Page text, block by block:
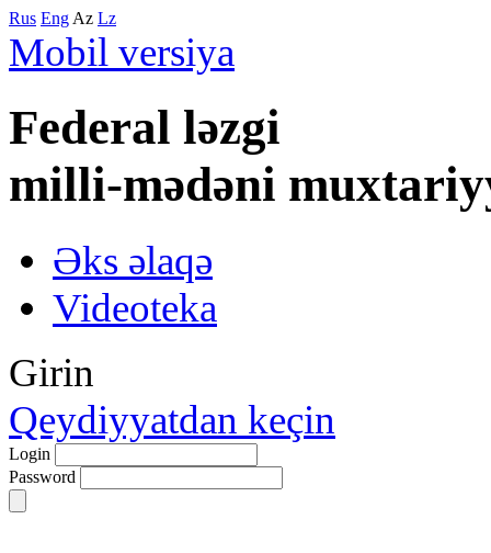
Rus Eng Az Lz
Mobil versiya
Federal lәzgi
milli-mәdәni
Əks əlaqə
Videoteka
Girin
Qeydiyyatdan keçin
Login
Password